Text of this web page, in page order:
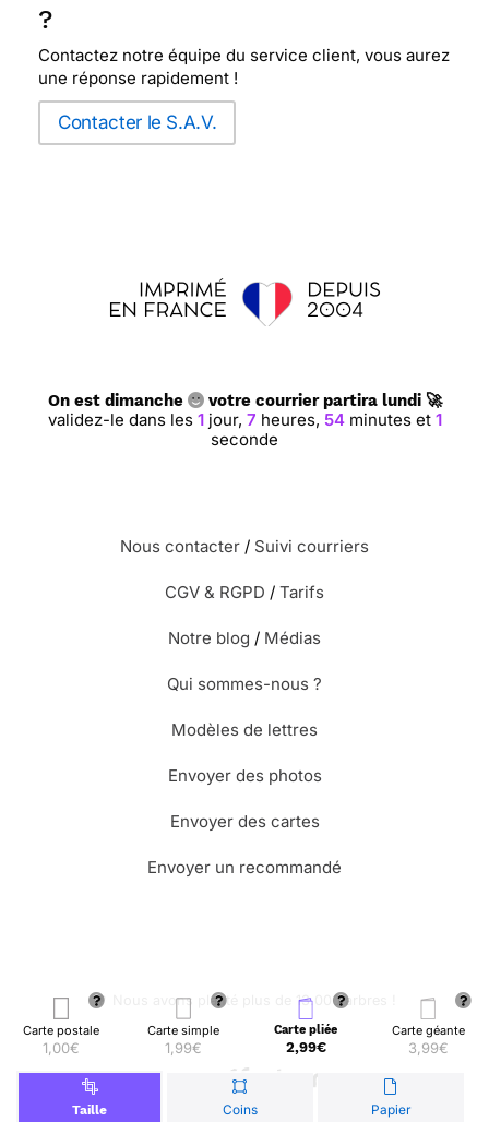
Carte postale
1,00€
Carte simple
1,99€
Carte pliée
2,99€
Carte géante
3,99€
Taille Coins Papier
?
Contactez notre équipe du service client, vous aurez
une réponse rapidement !
Contacter le S.A.V.
On est dimanche votre courrier partira lundi 🚀
validez-le dans les 1jour, 7heures, 54minutes et 0
secondes
Nous contacter / Suivi courriers
CGV & RGPD / Tarifs
Notre blog / Médias
Qui sommes-nous ?
Modèles de lettres
Envoyer des photos
Envoyer des cartes
Envoyer un recommandé
🌳 Nous avons planté plus de 13.000 arbres !
© Merci Facteur